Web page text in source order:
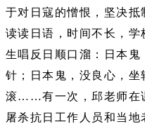
于对日寇的憎恨，坚决
读读日语，时间不长，
生唱反日顺口溜：日本
针；日本鬼，没良心，坐
滚……有一次，邱老师在
屠杀抗日工作人员和当